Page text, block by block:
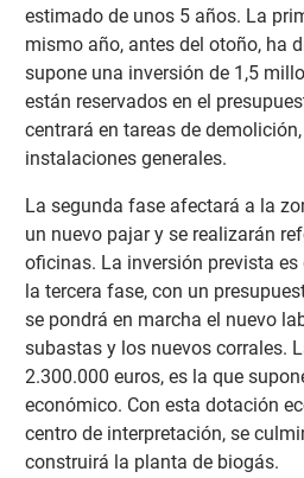
estimado de unos 5 años. La
mismo año, antes del otoño, ha
supone una inversión de 1,5
están reservados en el
centrará en tareas de
instalaciones generales.
La segunda fase afectará a la
un nuevo pajar y se realizarán
oficinas. La inversión prevista es
la tercera fase, con un
se pondrá en marcha el nuevo
subastas y los nuevos corrales.
2.300.000 euros, es la que
económico. Con esta dotación
centro de interpretación, se
construirá la planta de biogás.